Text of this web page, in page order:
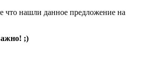
что нашли данное предложение на
;)